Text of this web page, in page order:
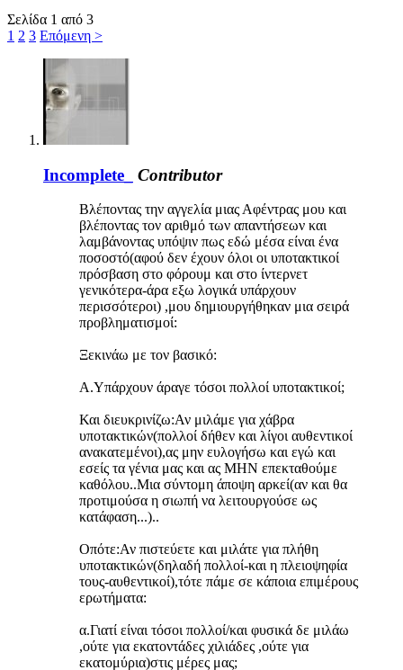
Σελίδα 1 από 3
1 2 3 Επόμενη >
Incomplete_ Contributor
Βλέποντας την αγγελία μιας Αφέντρας μου και
βλέποντας τον αριθμό των απαντήσεων και
λαμβάνοντας υπόψιν πως εδώ μέσα είναι ένα
ποσοστό(αφού δεν έχουν όλοι οι υποτακτικοί
πρόσβαση στο φόρουμ και στο ίντερνετ
γενικότερα-άρα εξω λογικά υπάρχουν
περισσότεροι) ,μου δημιουργήθηκαν μια σειρά
προβληματισμοί:
Ξεκινάω με τον βασικό:
Α.Υπάρχουν άραγε τόσοι πολλοί υποτακτικοί;
Και διευκρινίζω:Αν μιλάμε για χάβρα
υποτακτικών(πολλοί δήθεν και λίγοι αυθεντικοί
ανακατεμένοι),ας μην ευλογήσω και εγώ και
εσείς τα γένια μας και ας ΜΗΝ επεκταθούμε
καθόλου..Μια σύντομη άποψη αρκεί(αν και θα
προτιμούσα η σιωπή να λειτουργούσε ως
κατάφαση...)..
Οπότε:Αν πιστεύετε και μιλάτε για πλήθη
υποτακτικών(δηλαδή πολλοί-και η πλειοψηφία
τους-αυθεντικοί),τότε πάμε σε κάποια επιμέρους
ερωτήματα:
α.Γιατί είναι τόσοι πολλοί/και φυσικά δε μιλάω
,ούτε για εκατοντάδες χιλιάδες ,ούτε για
εκατομύρια)στις μέρες μας;